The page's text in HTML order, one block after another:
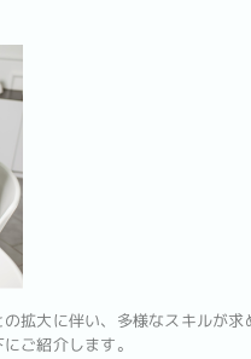
拡大に伴い、多様なスキルが
ご紹介します。